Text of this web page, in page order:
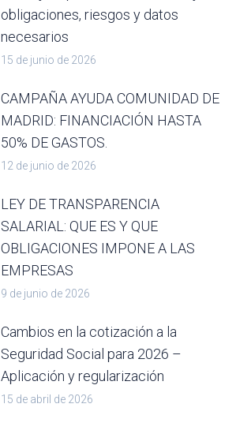
obligaciones, riesgos y datos
necesarios
15 de junio de 2026
CAMPAÑA AYUDA COMUNIDAD DE
MADRID: FINANCIACIÓN HASTA
50% DE GASTOS.
12 de junio de 2026
LEY DE TRANSPARENCIA
SALARIAL: QUE ES Y QUE
OBLIGACIONES IMPONE A LAS
EMPRESAS
9 de junio de 2026
Cambios en la cotización a la
Seguridad Social para 2026 –
Aplicación y regularización
15 de abril de 2026